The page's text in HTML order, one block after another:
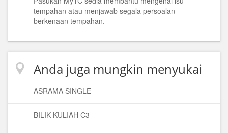
tempahan atau menjawab segala persoalan
berkenaan tempahan.
Anda juga mungkin menyukai
ASRAMA SINGLE
BILIK KULIAH C3